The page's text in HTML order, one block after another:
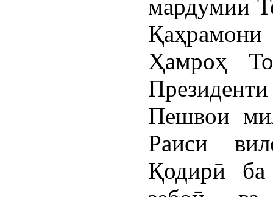
мардумии
Ҳамроҳ
Пешвои
Раиси
Қодирӣ ба